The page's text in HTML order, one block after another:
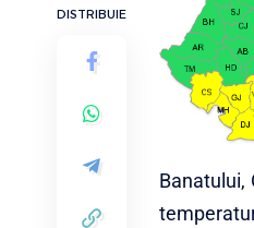
DISTRIBUIE
Banatului,